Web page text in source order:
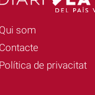
Qui som
Contacte
Política de privacitat